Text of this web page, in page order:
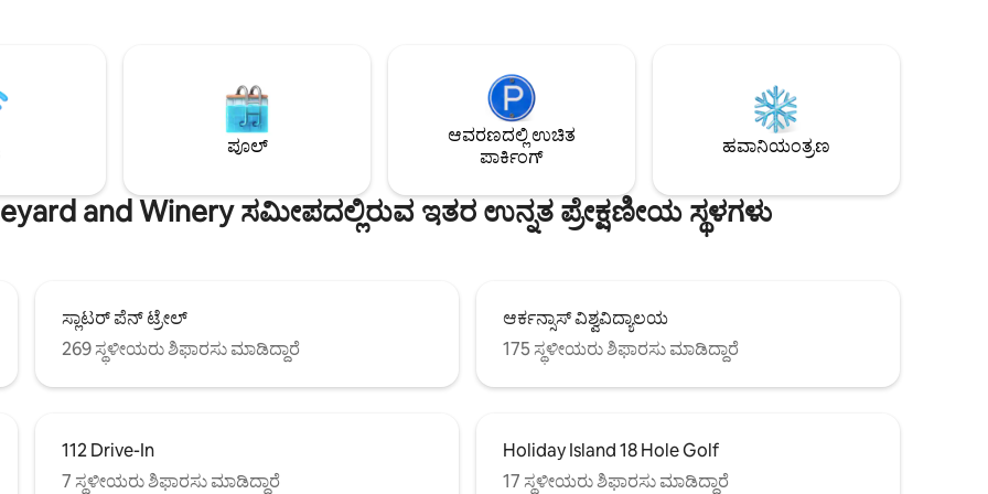
ಲಿವಿಂಗ್ ರೂಮ್, ಲಾಂಡ್ರಿ ರೂಮ್,
ಮತ್ತು ಹಿತ್ತಲು. ಬನ್ನಿ
ಮತ್ತು ಈ ಆಕರ್ಷಕ ಮನೆಯನ್ನು
@ burlewproperties ನಲ್ಲಿ
ಪಾತ್ರೆಗಳು ಮತ್ತು ಸರಬರಾಜುಗಳಿಂದ ಸಂಪೂರ್ಣವಾಗಿ
ಸಂಗ್ರಹವಾಗಿರುವ ಸಂಪೂರ್ಣ ಅಡುಗೆಮನೆಯೊಂದಿಗೆ
ಡೆಕ್ ಅನ್ನು ಆನಂದಿಸಿ. ಸಾಕುಪ್ರಾಣಿ ಶುಲ್ಕ: $75 - 1ನೇ
ನಾಯಿ; $25 - 2ನೇ ನಾಯಿ. ಗರಿಷ್ಠ 2. ಬೆಕ್ಕುಗಳಿಗೆ
ಅನುಮತಿ ಇಲ್ಲ
ಮೈಲುಗಳು, 1G ಹೈ ಸ್ಪೀಡ್ ವೈ-ಫೈ,ಹಂಚಿಕೊಂಡ
ಹೊರಾಂಗಣ ಸೌಲಭ್ಯಗಳು. ಟ್ರೇಲರ್‌ಗಳು ಅಥವಾ
ಭಾರೀ ಉಪಕರಣಗಳಿಗೆ ಪಾರ್ಕಿಂಗ್ ಇಲ್ಲ ಸೈಟ್‌ನಲ್ಲಿ 2
ರಲ್ಲಿ 1 STR ಮತ್ತು ಗರಿಷ್ಠ ಎರಡು ಸಾಕುಪ್ರಾಣಿಗಳು
ಪೂಲ್
ಆವರಣದಲ್ಲಿ ಉಚಿತ
ಪಾರ್ಕಿಂಗ್
ಹವಾನಿಯಂತ್ರಣ
and Winery ಸಮೀಪದಲ್ಲಿರುವ ಇತರ ಉನ್ನತ ಪ್ರೇಕ್ಷಣೀಯ ಸ್ಥಳಗಳು
ಸ್ಲಾಟರ್ ಪೆನ್ ಟ್ರೇಲ್
269 ಸ್ಥಳೀಯರು ಶಿಫಾರಸು ಮಾಡಿದ್ದಾರೆ
ಆರ್ಕನ್ಸಾಸ್ ವಿಶ್ವವಿದ್ಯಾಲಯ
175 ಸ್ಥಳೀಯರು ಶಿಫಾರಸು ಮಾಡಿದ್ದಾರೆ
112 Drive-In
7 ಸ್ಥಳೀಯರು ಶಿಫಾರಸು ಮಾಡಿದ್ದಾರೆ
Holiday Island 18 Hole Golf
17 ಸ್ಥಳೀಯರು ಶಿಫಾರಸು ಮಾಡಿದ್ದಾರೆ